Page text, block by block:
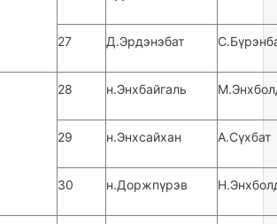
27 Д.Эрдэнэбат
28 н.Энхбайгаль
29 н.Энхсайхан А.Сүхбат
30 н.Доржпүрэв